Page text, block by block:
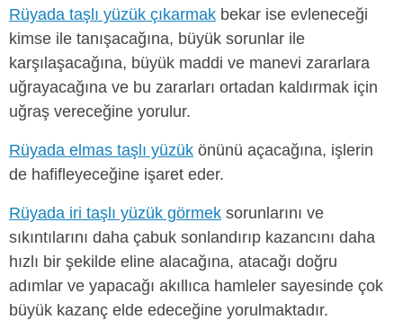
Rüyada taşlı yüzük çıkarmak bekar ise evleneceği
kimse ile tanışacağına, büyük sorunlar ile
karşılaşacağına, büyük maddi ve manevi zararlara
uğrayacağına ve bu zararları ortadan kaldırmak için
uğraş vereceğine yorulur.
Rüyada elmas taşlı yüzük önünü açacağına, işlerin
de hafifleyeceğine işaret eder.
Rüyada iri taşlı yüzük görmek sorunlarını ve
sıkıntılarını daha çabuk sonlandırıp kazancını daha
hızlı bir şekilde eline alacağına, atacağı doğru
adımlar ve yapacağı akıllıca hamleler sayesinde çok
büyük kazanç elde edeceğine yorulmaktadır.